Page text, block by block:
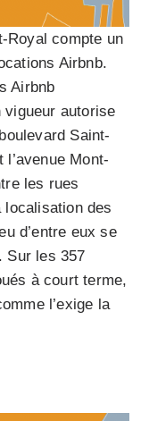
Royal compte un
Airbnb.
Airbnb
vigueur autorise
Saint-
Mont-
les rues
localisation des
d’entre eux se
Sur les 357
à court terme,
l’exige la